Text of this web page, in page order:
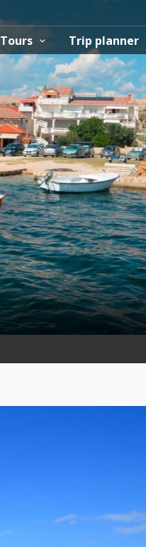
Tours Trip planner